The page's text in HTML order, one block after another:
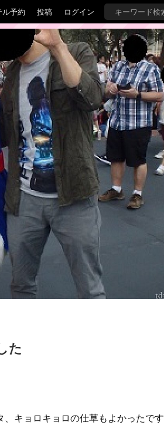
ル予約 投稿 ログイン
た
キョロキョロの仕草もよかったです